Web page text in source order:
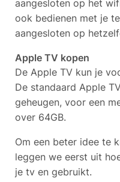
aangesloten op het
ook bedienen met je
aangesloten op
Apple TV kopen
De Apple TV kun je
De standaard Apple
geheugen, voor een
over 64GB.
Om een beter idee te
leggen we eerst uit
je tv en gebruikt.